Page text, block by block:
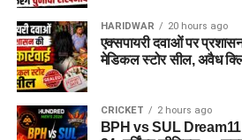
HARIDWAR 20 hours ago
एक्सपायरी दवाओं पर प्रशासन
मेडिकल स्टोर सील, अवैध
CRICKET 2 hours ago
BPH vs SUL